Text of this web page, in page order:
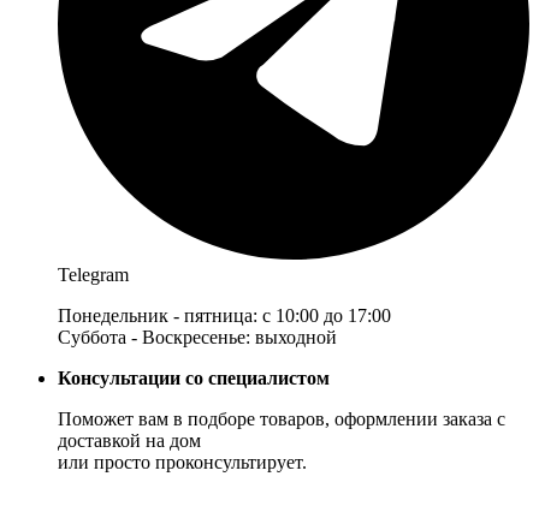
Telegram
Понедельник - пятница: с 10:00 до 17:00
Суббота - Воскресенье: выходной
Консультации со специалистом
Поможет вам в подборе товаров, оформлении заказа с
доставкой на дом
или просто проконсультирует.